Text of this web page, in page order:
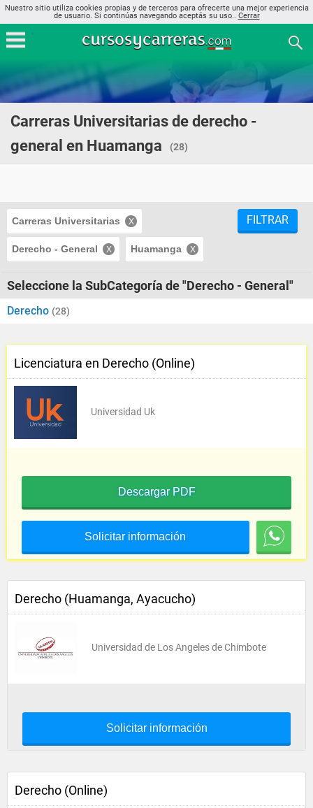
Nuestro sitio utiliza cookies propias y de terceros para ofrecerte una mejor experiencia
de usuario. Si continúas navegando aceptás su uso.. Cerrar
Carreras Universitarias de derecho -
general en Huamanga
(28)
Carreras Universitarias
Derecho - General Huamanga
FILTRAR
Seleccione la SubCategoría de "Derecho - General"
Derecho (28)
Licenciatura en Derecho (Online)
Universidad Uk
Descargar PDF
Solicitar información
Derecho (Huamanga, Ayacucho)
Universidad de Los Angeles de Chimbote
Solicitar información
Derecho (Online)